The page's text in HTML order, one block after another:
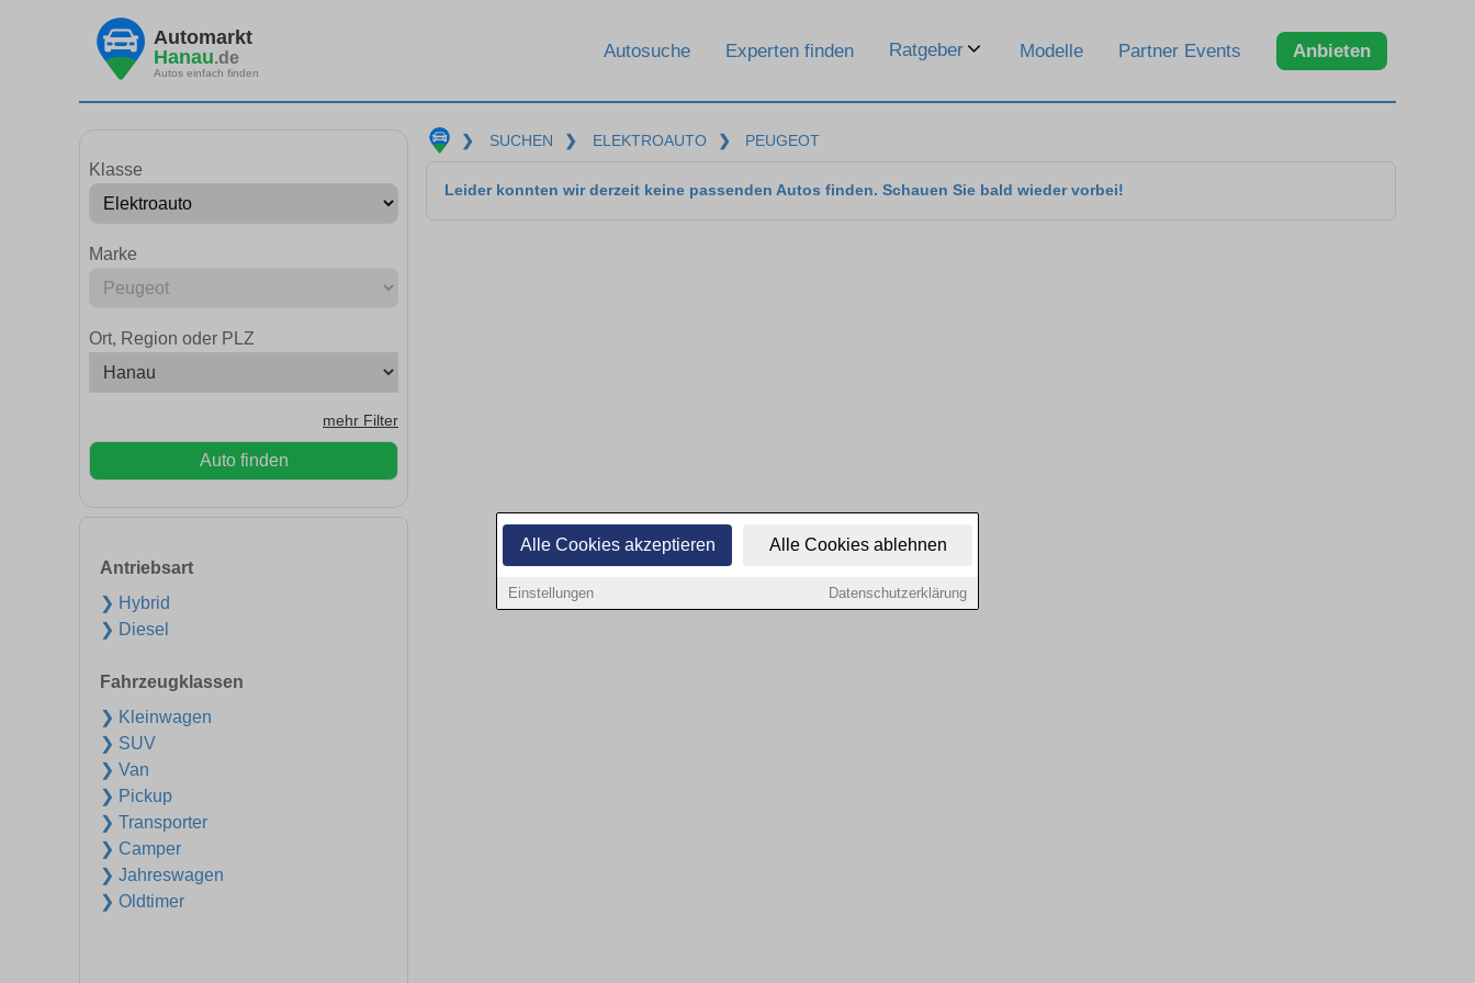
Alle Cookies akzeptieren Alle Cookies ablehnen
Einstellungen Datenschutzerklärung
Automarkt
Hanau.de
Autos einfach finden
Autosuche Experten finden Ratgeber Modelle Partner Events Anbieten
Klasse
Marke
Ort, Region oder PLZ
mehr Filter
Auto finden
Antriebsart
❯ Hybrid
❯ Diesel
Fahrzeugklassen
❯ Kleinwagen
❯ SUV
❯ Van
❯ Pickup
❯ Transporter
❯ Camper
❯ Jahreswagen
❯ Oldtimer
❯ SUCHEN ❯ ELEKTROAUTO ❯ PEUGEOT
Leider konnten wir derzeit keine passenden Autos finden. Schauen Sie bald wieder vorbei!